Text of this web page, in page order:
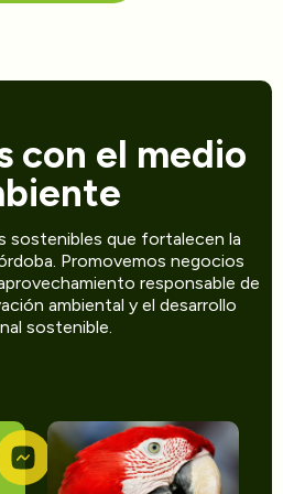
con el medio
sostenibles que fortalecen la
Promovemos negocios
responsable de
ambiental y el desarrollo
sostenible.